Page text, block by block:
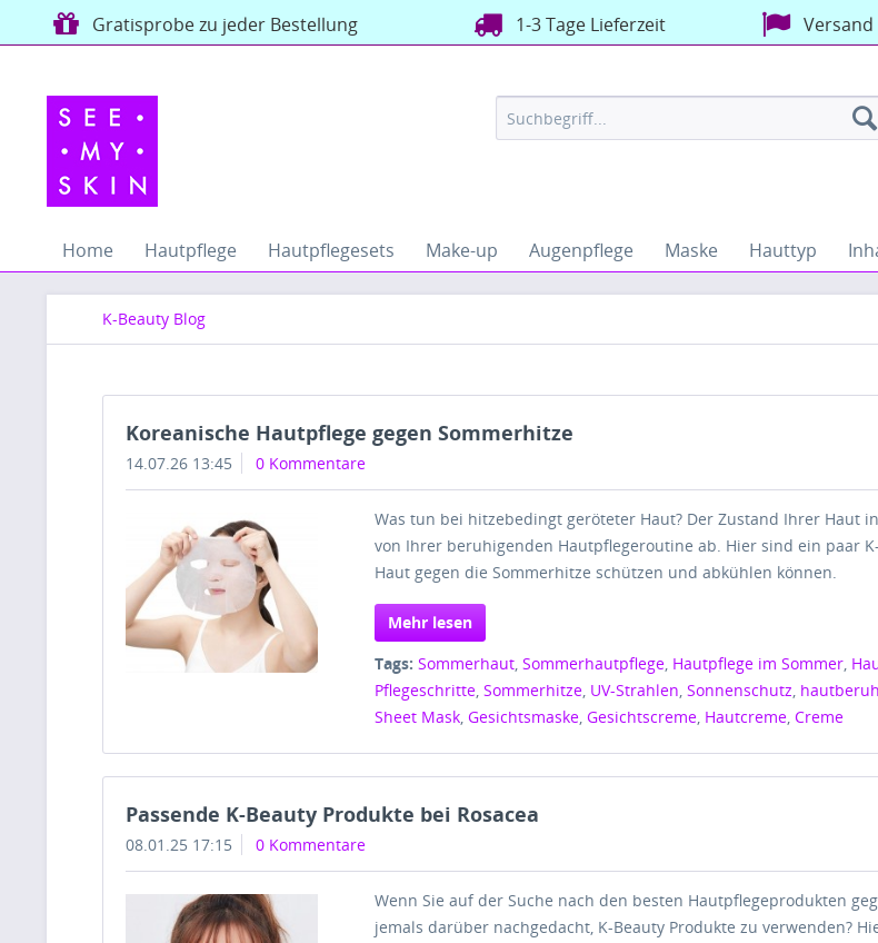
Gratisprobe zu jeder Bestellung 1-3 Tage Lieferzeit
Home Hautpflege Hautpflegesets Make-up Augenpflege Maske Hauttyp
K-Beauty Blog
Koreanische Hautpflege gegen Sommerhitze
14.07.26 13:45 0 Kommentare
Was tun bei hitzebedingt geröteter Haut? Der Zustand Ihrer Haut
von Ihrer beruhigenden Hautpflegeroutine ab. Hier sind ein paar
Haut gegen die Sommerhitze schützen und abkühlen können.
Mehr lesen
Tags: Sommerhaut,Sommerhautpflege, Hautpflege im Sommer,
Pflegeschritte,Sommerhitze, UV-Strahlen,Sonnenschutz,
Sheet Mask,Gesichtsmaske,Gesichtscreme, Hautcreme,Creme
Passende K-Beauty Produkte bei Rosacea
08.01.25 17:15 0 Kommentare
Wenn Sie auf der Suche nach den besten Hautpflegeprodukten
jemals darüber nachgedacht, K-Beauty Produkte zu verwenden?